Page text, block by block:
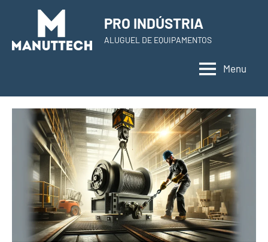
content
PRO INDÚSTRIA
ALUGUEL DE EQUIPAMENTOS
Menu